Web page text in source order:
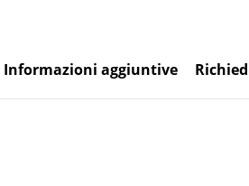
Informazioni aggiuntive